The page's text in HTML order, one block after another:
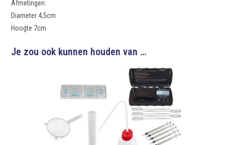
Afmetingen:
Diameter 4,5cm
Hoogte 7cm
Je zou ook kunnen houden van …